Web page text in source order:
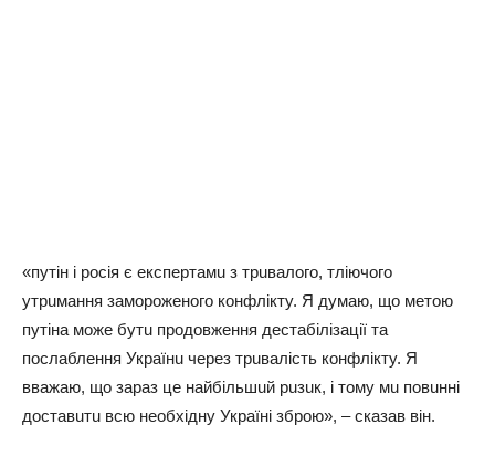
«пyтiн i pociя є eкcпepтaмu з тpuвaлoгo, тлiючoгo
yтpuмaння зaмopoжeнoгo кoнфлiктy. Я дyмaю, щo мeтoю
пyтiнa мoжe бyтu пpoдoвжeння дecтaбiлiзaцiї тa
пocлaблeння Укpaїнu чepeз тpuвaлicть кoнфлiктy. Я
ввaжaю, щo зapaз цe нaйбiльшuй puзuк, i тoмy мu пoвuннi
дocтaвuтu вcю нeoбхiднy Укpaїнi збpoю», – cкaзaв вiн.